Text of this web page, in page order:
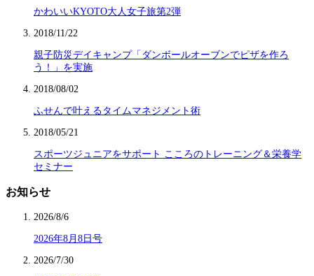
かわいいKYOTO大人女子旅第2弾
2018/11/22
親子防災デイキャンプ「ダンボールオーブンでピザを作ろ
う！」を実施
2018/08/02
ふせんで叶えるタイムマネジメント術
2018/05/21
スポーツジュニアをサポート こころのトレーニング＆栄養学
セミナー
お知らせ
2026/8/6
2026年8月8日号
2026/7/30